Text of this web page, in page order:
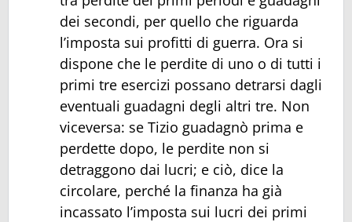
dei secondi, per quello che riguarda
l’imposta sui profitti di guerra. Ora si
dispone che le perdite di uno o di tutti i
primi tre esercizi possano detrarsi dagli
eventuali guadagni degli altri tre. Non
viceversa: se Tizio guadagnò prima e
perdette dopo, le perdite non si
detraggono dai lucri; e ciò, dice la
circolare, perché la finanza ha già
incassato l’imposta sui lucri dei primi